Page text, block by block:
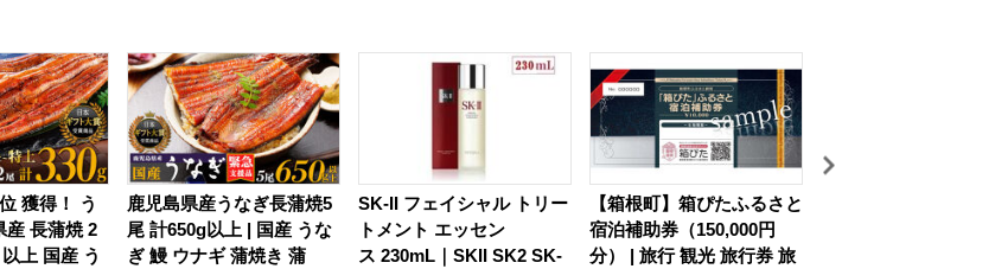
獲得！ う
産 長蒲焼 2
上 国産 う
鹿児島県産うなぎ長蒲焼5
尾 計650g以上 | 国産 うな
ぎ 鰻 ウナギ 蒲焼き 蒲
SK-II フェイシャル トリー
トメント エッセン
ス 230mL｜SKII SK2 SK-
【箱根町】箱ぴたふるさと
宿泊補助券（150,000円
分） | 旅行 観光 旅行券 旅